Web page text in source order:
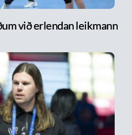
við erlendan leikmann